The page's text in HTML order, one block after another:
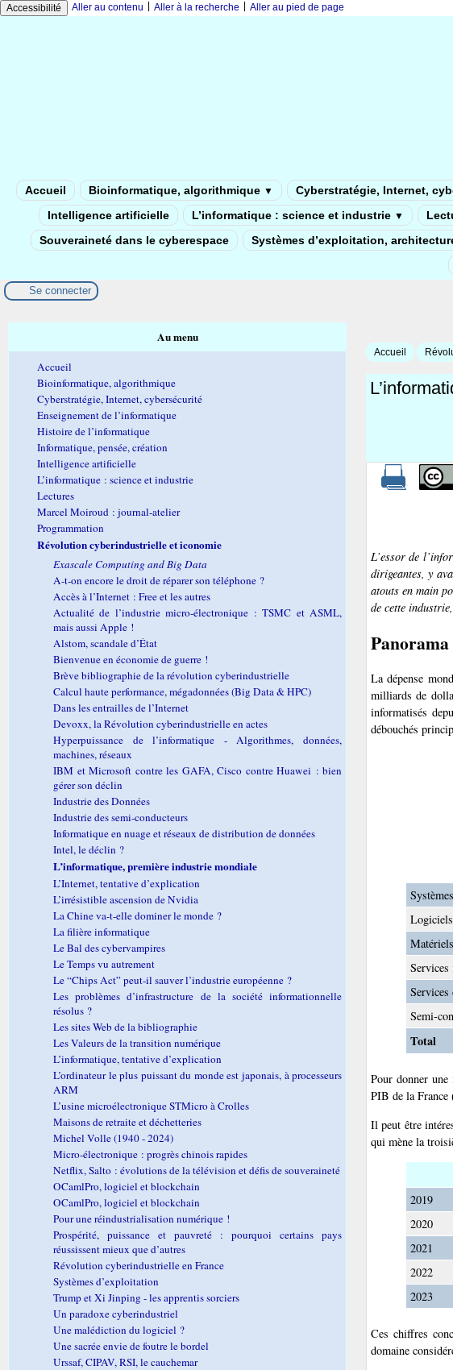
Accessibilité Aller au contenu Aller à la recherche Aller au pied de page
Accueil Bioinformatique, algorithmique ▼ Cyberstratégie, Internet,
Intelligence artificielle
L’informatique : science et industrie ▼
Souveraineté dans le cyberespace
Systèmes d’exploitation,
Se connecter
Accueil
L’essor de
dirigeantes, y
atouts en main
de cette
La dépense
milliards de
informatisés
débouchés
Semi-
Total
Pour donner une
PIB de la
Il peut être
qui mène la
2019
2020
2021
2022
2023
Ces chiffres
domaine
Au menu
Accueil
Bioinformatique, algorithmique
Cyberstratégie, Internet, cybersécurité
Enseignement de l’informatique
Histoire de l’informatique
Informatique, pensée, création
Intelligence artificielle
L’informatique : science et industrie
Lectures
Marcel Moiroud : journal-atelier
Programmation
Révolution cyberindustrielle et iconomie
Exascale Computing and Big Data
A-t-on encore le droit de réparer son téléphone ?
Accès à l’Internet : Free et les autres
Actualité de l’industrie micro-électronique : TSMC et ASML,
mais aussi Apple !
Alstom, scandale d’État
Bienvenue en économie de guerre !
Brève bibliographie de la révolution cyberindustrielle
Calcul haute performance, mégadonnées (Big Data & HPC)
Dans les entrailles de l’Internet
Devoxx, la Révolution cyberindustrielle en actes
Hyperpuissance de l’informatique - Algorithmes, données,
machines, réseaux
IBM et Microsoft contre les GAFA, Cisco contre Huawei : bien
gérer son déclin
Industrie des Données
Industrie des semi-conducteurs
Informatique en nuage et réseaux de distribution de données
Intel, le déclin ?
L’informatique, première industrie mondiale
L’Internet, tentative d’explication
L’irrésistible ascension de Nvidia
La Chine va-t-elle dominer le monde ?
La filière informatique
Le Bal des cybervampires
Le Temps vu autrement
Le “Chips Act” peut-il sauver l’industrie européenne ?
Les problèmes d’infrastructure de la société informationnelle
résolus ?
Les sites Web de la bibliographie
Les Valeurs de la transition numérique
L’informatique, tentative d’explication
L’ordinateur le plus puissant du monde est japonais, à processeurs
ARM
L’usine microélectronique STMicro à Crolles
Maisons de retraite et déchetteries
Michel Volle (1940 - 2024)
Micro-électronique : progrès chinois rapides
Netflix, Salto : évolutions de la télévision et défis de souveraineté
OCamlPro, logiciel et blockchain
OCamlPro, logiciel et blockchain
Pour une réindustrialisation numérique !
Prospérité, puissance et pauvreté : pourquoi certains pays
réussissent mieux que d’autres
Révolution cyberindustrielle en France
Systèmes d’exploitation
Trump et Xi Jinping - les apprentis sorciers
Un paradoxe cyberindustriel
Une malédiction du logiciel ?
Une sacrée envie de foutre le bordel
Urssaf, CIPAV, RSI, le cauchemar